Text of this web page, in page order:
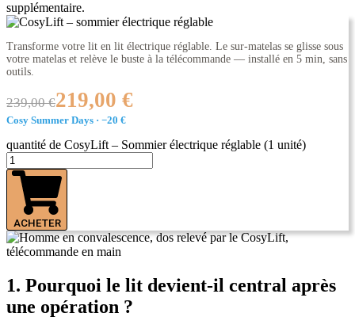
supplémentaire.
Transforme votre lit en lit électrique réglable. Le sur-matelas se glisse sous
votre matelas et relève le buste à la télécommande — installé en 5 min, sans
outils.
239,00 €219,00 €
Cosy Summer Days · −20 €
quantité de CosyLift – Sommier électrique réglable (1 unité)
ACHETER
1. Pourquoi le lit devient-il central après
une opération ?